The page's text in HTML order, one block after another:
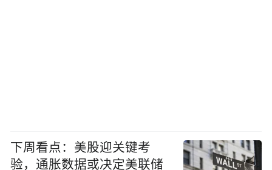
下周看点：美股迎关键考
验，通胀数据或决定美联储